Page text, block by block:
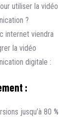
utiliser la vidéo
?
internet viendra
la vidéo
digitale :
:
jusqu’à 80 %